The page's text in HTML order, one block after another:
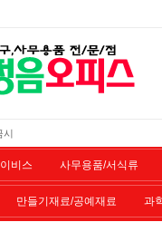
시
비스 사무용품/서식류
만들기재료/공예재료 과